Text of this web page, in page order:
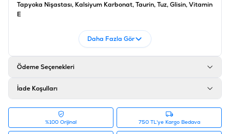
Tapyoka Nişastası, Kalsiyum Karbonat, Taurin, Tuz, Glisin, Vitamin
E
Nem: %92
Barkod
Tedarikçi Ürün Kodu
: PIWP-092
Daha Fazla Gör
Ödeme Seçenekleri
İade Koşulları
%100 Orijinal 750 TL'ye Kargo Bedava